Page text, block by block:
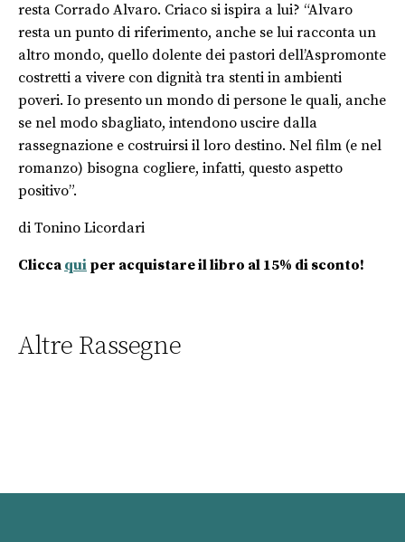
resta Corrado Alvaro. Criaco si ispira a lui? “Alvaro
resta un punto di riferimento, anche se lui racconta un
altro mondo, quello dolente dei pastori dell’Aspromonte
costretti a vivere con dignità tra stenti in ambienti
poveri. Io presento un mondo di persone le quali, anche
se nel modo sbagliato, intendono uscire dalla
rassegnazione e costruirsi il loro destino. Nel film (e nel
romanzo) bisogna cogliere, infatti, questo aspetto
positivo”.
di Tonino Licordari
Clicca qui per acquistare il libro al 15% di sconto!
Altre Rassegne